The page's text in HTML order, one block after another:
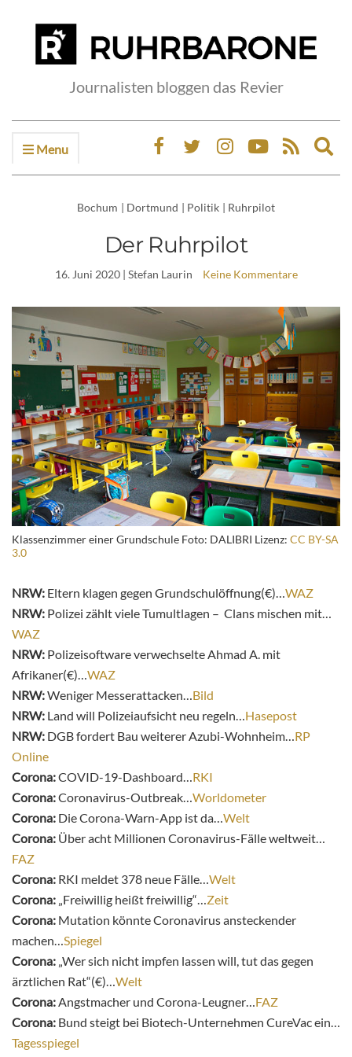
Journalisten bloggen das Revier
Menu
Bochum | Dortmund | Politik | Ruhrpilot
Der Ruhrpilot
16. Juni 2020| Stefan Laurin Keine Kommentare
Klassenzimmer einer Grundschule Foto: DALIBRI Lizenz: CC BY-SA
3.0
NRW: Eltern klagen gegen Grundschulöffnung(€)…WAZ
NRW: Polizei zählt viele Tumultlagen – Clans mischen mit…
WAZ
NRW: Polizeisoftware verwechselte Ahmad A. mit
Afrikaner(€)…WAZ
NRW:Weniger Messerattacken…Bild
NRW: Land will Polizeiaufsicht neu regeln…Hasepost
NRW: DGB fordert Bau weiterer Azubi-Wohnheim…RP
Online
Corona:COVID-19-Dashboard…RKI
Corona:Coronavirus-Outbreak…Worldometer
Corona: Die Corona-Warn-App ist da…Welt
Corona: Über acht Millionen Coronavirus-Fälle weltweit…
FAZ
Corona: RKI meldet 378 neue Fälle…Welt
Corona: „Freiwillig heißt freiwillig“…Zeit
Corona: Mutation könnte Coronavirus ansteckender
machen…Spiegel
Corona: „Wer sich nicht impfen lassen will, tut das gegen
ärztlichen Rat“(€)…Welt
Corona:Angstmacher und Corona-Leugner…FAZ
Corona: Bund steigt bei Biotech-Unternehmen CureVac ein…
Tagesspiegel